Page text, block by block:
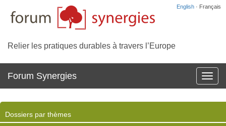
English · Français
Relier les pratiques durables à travers l’Europe
la
Forum Synergies
Dossiers par thèmes